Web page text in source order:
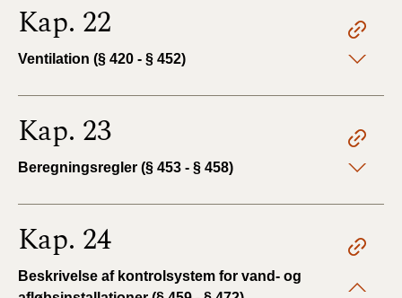
Kap. 22
Ventilation (§ 420 - § 452)
Kap. 23
Beregningsregler (§ 453 - § 458)
Kap. 24
Beskrivelse af kontrolsystem for vand- og